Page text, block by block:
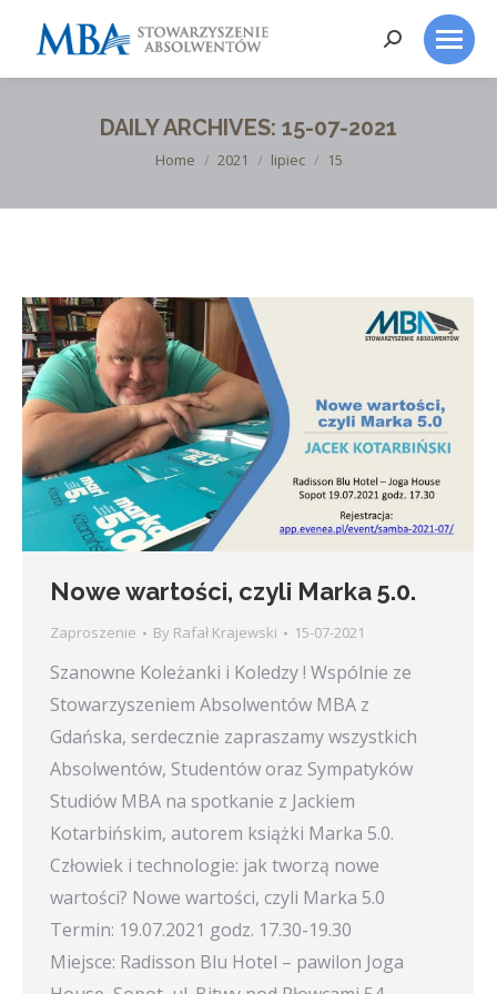
Search:
DAILY ARCHIVES: 15-07-2021
You are here:
Home 2021 lipiec 15
Nowe wartości, czyli Marka 5.0.
Zaproszenie By Rafał Krajewski 15-07-2021
Szanowne Koleżanki i Koledzy ! Wspólnie ze
Stowarzyszeniem Absolwentów MBA z
Gdańska, serdecznie zapraszamy wszystkich
Absolwentów, Studentów oraz Sympatyków
Studiów MBA na spotkanie z Jackiem
Kotarbińskim, autorem książki Marka 5.0.
Człowiek i technologie: jak tworzą nowe
wartości? Nowe wartości, czyli Marka 5.0
Termin: 19.07.2021 godz. 17.30-19.30
Miejsce: Radisson Blu Hotel – pawilon Joga